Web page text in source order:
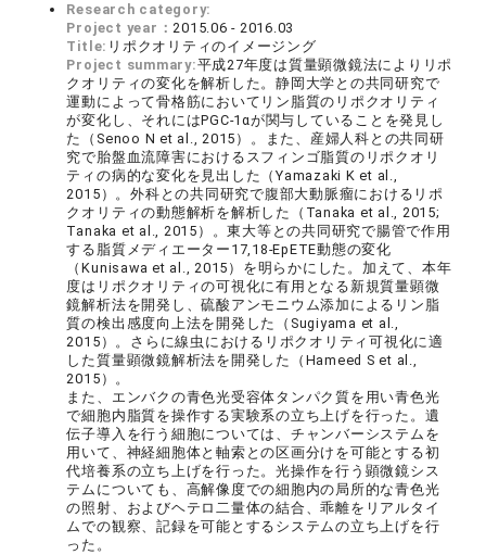
Research category:
Project year：2015.06 - 2016.03
Title: リポクオリティのイメージング
Project summary:平成27年度は質量顕微鏡法によりリポ
クオリティの変化を解析した。静岡大学との共同研究で
運動によって骨格筋においてリン脂質のリポクオリティ
が変化し、それにはPGC-1αが関与していることを発見し
た（Senoo N et al., 2015）。また、産婦人科との共同研
究で胎盤血流障害におけるスフィンゴ脂質のリポクオリ
ティの病的な変化を見出した（Yamazaki K et al.,
2015）。外科との共同研究で腹部大動脈瘤におけるリポ
クオリティの動態解析を解析した（Tanaka et al., 2015;
Tanaka et al., 2015）。東大等との共同研究で腸管で作用
する脂質メディエーター17,18-EpETE動態の変化
（Kunisawa et al., 2015）を明らかにした。加えて、本年
度はリポクオリティの可視化に有用となる新規質量顕微
鏡解析法を開発し、硫酸アンモニウム添加によるリン脂
質の検出感度向上法を開発した（Sugiyama et al.,
2015）。さらに線虫におけるリポクオリティ可視化に適
した質量顕微鏡解析法を開発した（Hameed S et al.,
2015）。
また、エンバクの青色光受容体タンパク質を用い青色光
で細胞内脂質を操作する実験系の立ち上げを行った。遺
伝子導入を行う細胞については、チャンバーシステムを
用いて、神経細胞体と軸索との区画分けを可能とする初
代培養系の立ち上げを行った。光操作を行う顕微鏡シス
テムについても、高解像度での細胞内の局所的な青色光
の照射、およびヘテロ二量体の結合、乖離をリアルタイ
ムでの観察、記録を可能とするシステムの立ち上げを行
った。